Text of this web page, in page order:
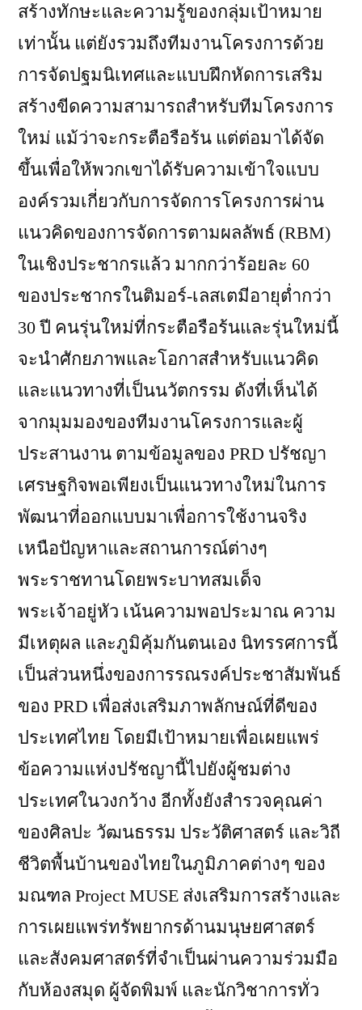
สร้างทักษะและความรู้ของกลุ่มเป้าหมาย
เท่านั้น แต่ยังรวมถึงทีมงานโครงการด้วย
การจัดปฐมนิเทศและแบบฝึกหัดการเสริม
สร้างขีดความสามารถสำหรับทีมโครงการ
ใหม่ แม้ว่าจะกระตือรือร้น แต่ต่อมาได้จัด
ขึ้นเพื่อให้พวกเขาได้รับความเข้าใจแบบ
องค์รวมเกี่ยวกับการจัดการโครงการผ่าน
แนวคิดของการจัดการตามผลลัพธ์ (RBM)
ในเชิงประชากรแล้ว มากกว่าร้อยละ 60
ของประชากรในติมอร์-เลสเตมีอายุต่ำกว่า
30 ปี คนรุ่นใหม่ที่กระตือรือร้นและรุ่นใหม่นี้
จะนำศักยภาพและโอกาสสำหรับแนวคิด
และแนวทางที่เป็นนวัตกรรม ดังที่เห็นได้
จากมุมมองของทีมงานโครงการและผู้
ประสานงาน ตามข้อมูลของ PRD ปรัชญา
เศรษฐกิจพอเพียงเป็นแนวทางใหม่ในการ
พัฒนาที่ออกแบบมาเพื่อการใช้งานจริง
เหนือปัญหาและสถานการณ์ต่างๆ
พระราชทานโดยพระบาทสมเด็จ
พระเจ้าอยู่หัว เน้นความพอประมาณ ความ
มีเหตุผล และภูมิคุ้มกันตนเอง นิทรรศการนี้
เป็นส่วนหนึ่งของการรณรงค์ประชาสัมพันธ์
ของ PRD เพื่อส่งเสริมภาพลักษณ์ที่ดีของ
ประเทศไทย โดยมีเป้าหมายเพื่อเผยแพร่
ข้อความแห่งปรัชญานี้ไปยังผู้ชมต่าง
ประเทศในวงกว้าง อีกทั้งยังสำรวจคุณค่า
ของศิลปะ วัฒนธรรม ประวัติศาสตร์ และวิถี
ชีวิตพื้นบ้านของไทยในภูมิภาคต่างๆ ของ
มณฑล Project MUSE ส่งเสริมการสร้างและ
การเผยแพร่ทรัพยากรด้านมนุษยศาสตร์
และสังคมศาสตร์ที่จำเป็นผ่านความร่วมมือ
กับห้องสมุด ผู้จัดพิมพ์ และนักวิชาการทั่ว